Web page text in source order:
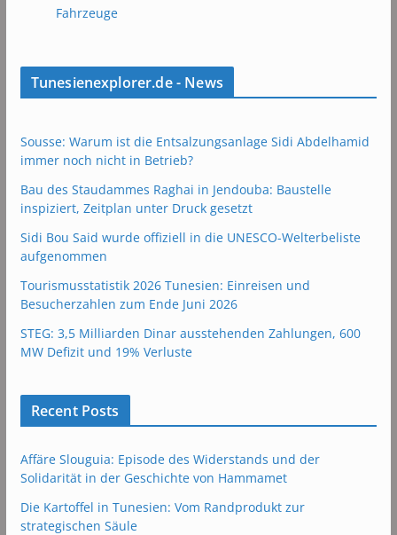
Fahrzeuge
Tunesienexplorer.de - News
Sousse: Warum ist die Entsalzungsanlage Sidi Abdelhamid
immer noch nicht in Betrieb?
Bau des Staudammes Raghai in Jendouba: Baustelle
inspiziert, Zeitplan unter Druck gesetzt
Sidi Bou Said wurde offiziell in die UNESCO-Welterbeliste
aufgenommen
Tourismusstatistik 2026 Tunesien: Einreisen und
Besucherzahlen zum Ende Juni 2026
STEG: 3,5 Milliarden Dinar ausstehenden Zahlungen, 600
MW Defizit und 19% Verluste
Recent Posts
Affäre Slouguia: Episode des Widerstands und der
Solidarität in der Geschichte von Hammamet
Die Kartoffel in Tunesien: Vom Randprodukt zur
strategischen Säule